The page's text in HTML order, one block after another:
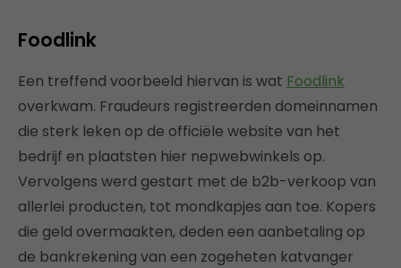
Foodlink
Een treffend voorbeeld hiervan is wat Foodlink
overkwam. Fraudeurs registreerden domeinnamen
die sterk leken op de officiële website van het
bedrijf en plaatsten hier nepwebwinkels op.
Vervolgens werd gestart met de b2b-verkoop van
allerlei producten, tot mondkapjes aan toe. Kopers
die geld overmaakten, deden een aanbetaling op
de bankrekening van een zogeheten katvanger